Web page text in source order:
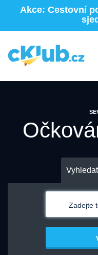
Akce: Cestovní
Zadejte